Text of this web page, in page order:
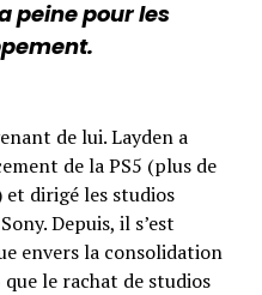
peine pour les
de lui. Layden a
de la PS5 (plus de
et dirigé les studios
Depuis, il s’est
envers la consolidation
le rachat de studios